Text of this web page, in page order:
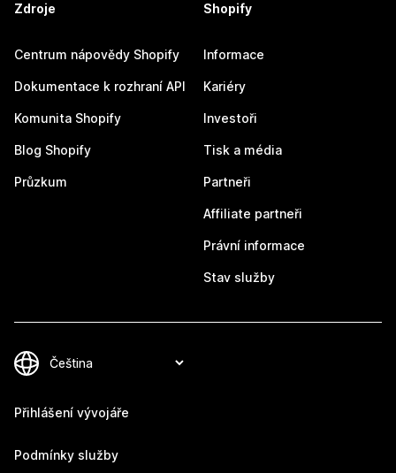
Zdroje
Centrum nápovědy Shopify
Dokumentace k rozhraní API
Komunita Shopify
Blog Shopify
Průzkum
Shopify
Informace
Kariéry
Investoři
Tisk a média
Partneři
Affiliate partneři
Právní informace
Stav služby
Přihlášení vývojáře
Podmínky služby